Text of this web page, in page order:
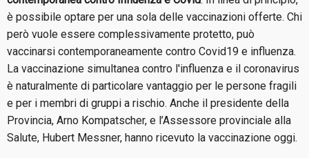
è possibile optare per una sola delle vaccinazioni offerte. Chi
però vuole essere complessivamente protetto, può
vaccinarsi contemporaneamente contro Covid19 e influenza.
La vaccinazione simultanea contro l'influenza e il coronavirus
è naturalmente di particolare vantaggio per le persone fragili
e per i membri di gruppi a rischio. Anche il presidente della
Provincia, Arno Kompatscher, e l’Assessore provinciale alla
Salute, Hubert Messner, hanno ricevuto la vaccinazione oggi.